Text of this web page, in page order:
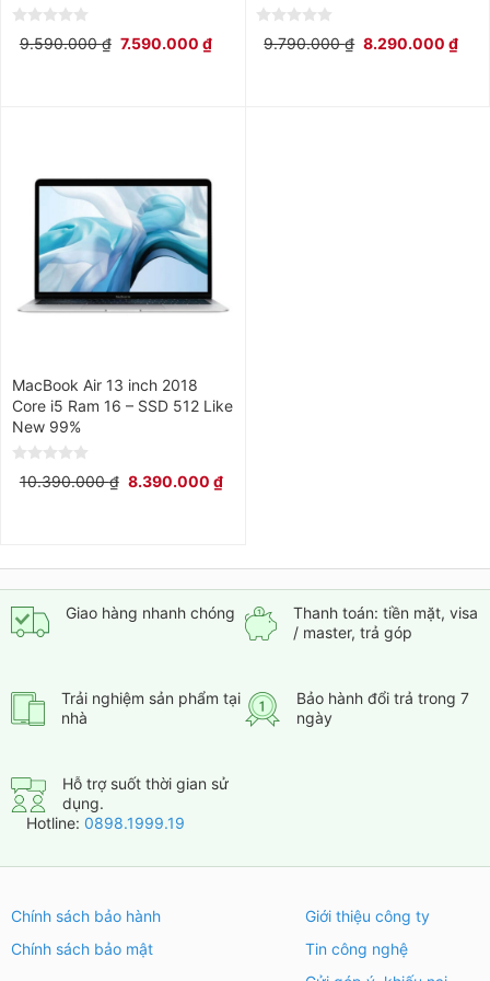
out
9.590.000₫ 7.590.000 ₫
out
9.790.000₫ 8.290.000₫
MacBook Air 13 inch 2018
Core i5 Ram 16 – SSD 512 Like
New 99%
out
10.390.000₫ 8.390.000 ₫
Giao hàng nhanh chóng
Thanh toán: tiền mặt, visa
/ master, trả góp
Trải nghiệm sản phẩm tại
nhà
Bảo hành đổi trả trong 7
ngày
Hỗ trợ suốt thời gian sử
dụng.
Hotline: 0898.1999.19
Chính sách bảo hành
Chính sách bảo mật
Giới thiệu công ty
Tin công nghệ